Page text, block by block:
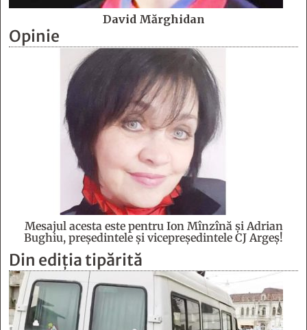
David Mărghidan
Opinie
Mesajul acesta este pentru Ion Mînzînă şi Adrian
Bughiu, preşedintele şi vicepreşedintele CJ Argeş!
Din ediția tipărită